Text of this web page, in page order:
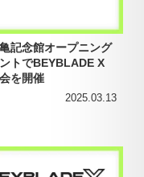
記念館オープニング
トでBEYBLADE X
を開催
2025.03.13